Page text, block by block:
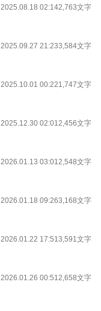
2025.08.18 02:142,763文字
2025.09.27 21:233,584文字
2025.10.01 00:221,747文字
2025.12.30 02:012,456文字
2026.01.13 03:012,548文字
2026.01.18 09:263,168文字
2026.01.22 17:513,591文字
2026.01.26 00:512,658文字